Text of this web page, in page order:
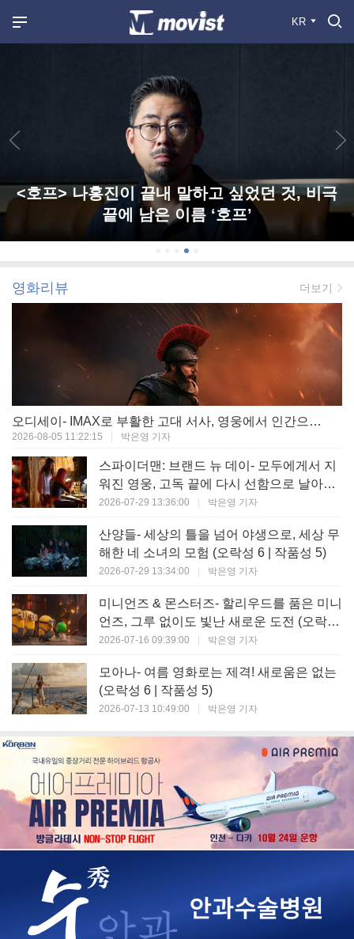
KR
<호프> 나홍진이 끝내 말하고 싶었던 것, 비극
끝에 남은 이름 ‘호프’
영화리뷰 더보기
오디세이- IMAX로 부활한 고대 서사, 영웅에서 인간으로의 귀환 (오락성 9 | 작품성 9)
2026-08-05 11:22:15 박은영 기자
스파이더맨: 브랜드 뉴 데이- 모두에게서 지
워진 영웅, 고독 끝에 다시 선함으로 날아오
르다 (오락성 8 | 작품성 8)
2026-07-29 13:36:00 박은영 기자
산양들- 세상의 틀을 넘어 야생으로, 세상 무
해한 네 소녀의 모험 (오락성 6 | 작품성 5)
2026-07-29 13:34:00 박은영 기자
미니언즈 & 몬스터즈- 할리우드를 품은 미니
언즈, 그루 없이도 빛난 새로운 도전 (오락성
7 | 작품성 6)
2026-07-16 09:39:00 박은영 기자
모아나- 여름 영화로는 제격! 새로움은 없는
(오락성 6 | 작품성 5)
2026-07-13 10:49:00 박은영 기자